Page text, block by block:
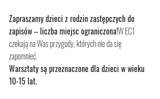
Zapraszamy dzieci z rodzin zastępczych do
zapisów – liczba miejsc ograniczona!W EC1
czekają na Was przygody, których nie da się
zapomnieć.
Warsztaty są przeznaczone dla dzieci w wieku
10-15 lat.